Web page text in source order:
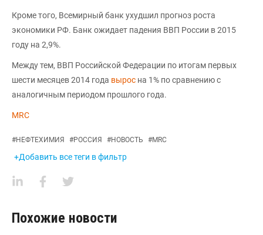
Кроме того, Всемирный банк ухудшил прогноз роста
экономики РФ. Банк ожидает падения ВВП России в 2015
году на 2,9%.
Между тем, ВВП Российской Федерации по итогам первых
шести месяцев 2014 года вырос на 1% по сравнению с
аналогичным периодом прошлого года.
MRC
#НЕФТЕХИМИЯ #РОССИЯ #НОВОСТЬ #MRC
+Добавить все теги в фильтр
Похожие новости